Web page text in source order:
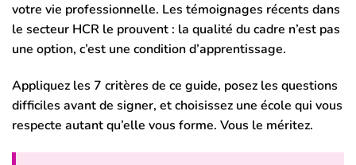
votre vie professionnelle. Les témoignages récents dans
le secteur HCR le prouvent : la qualité du cadre n’est pas
une option, c’est une condition d’apprentissage.
Appliquez les 7 critères de ce guide, posez les questions
difficiles avant de signer, et choisissez une école qui vous
respecte autant qu’elle vous forme. Vous le méritez.